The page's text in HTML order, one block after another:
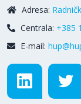
Adresa:
Centrala: +385
E-mail: